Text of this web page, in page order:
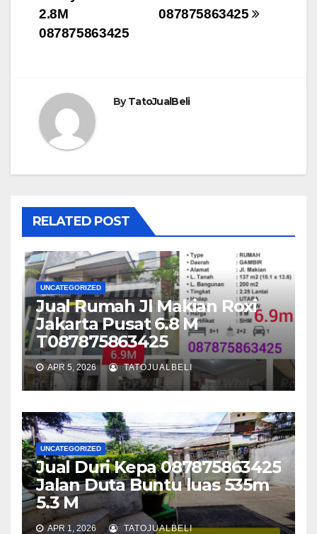
087875863425
2.8M
087875863425
ByTatoJualBeli
RELATED POST
UNCATEGORIZED
Jual Rumah Jl Makian Roxi
Jakarta Pusat 6.8 M
T087875863425
APR 5, 2026 TATOJUALBELI
UNCATEGORIZED
Jual Duri Kepa 087875863425
Jalan Duta Buntu luas 535m
5.3 M
APR 1, 2026 TATOJUALBELI